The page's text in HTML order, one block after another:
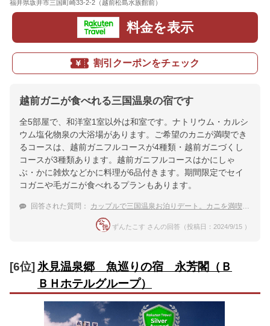
福井県坂井市三国町崎33-2-2（越前松島水族館前）
料金を表示
割引クーポンをチェック
越前ガニが食べれる三国温泉の宿です
全5部屋で、和洋室1室以外は和室です。ナトリウム・カルシ
ウム塩化物泉の大浴場があります。ご希望のカニが満喫でき
るコースは、越前ガニフルコースが4種類・越前ガニづくし
コースが3種類あります。越前ガニフルコースはかにしゃ
ぶ・かに雑炊などかに料理が6品付きます。期間限定でセイ
コガニや毛ガニが食べれるプランもあります。
回答された質問： カップルで三国温泉お泊りデート。カニを満喫できる宿を教えて！
ずんたこす さんの回答（投稿日：2024/9/15 ）
[6位]氷見温泉郷 魚巡りの宿 永芳閣（Ｂ
ＢＨホテルグループ）